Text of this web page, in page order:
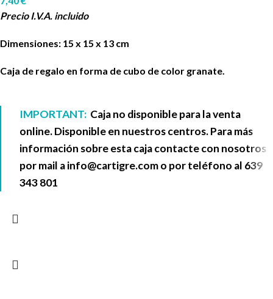
Precio I.V.A. incluido
Dimensiones: 15 x 15 x 13 cm
Caja de regalo en forma de cubo de color granate.
IMPORTANT: Caja no disponible para la venta
online. Disponible en nuestros centros. Para más
información sobre esta caja contacte con nosotros
por mail ainfo@cartigre.como por teléfono al 639
343 801